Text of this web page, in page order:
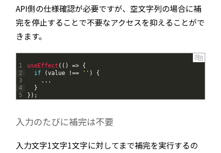
API側の仕様確認が必要ですが、空文字列の場合に補
完を停止することで不要なアクセスを抑えることがで
きます。
1
2
3
4
5
useEffect ( ( ) => {
if
(value !== '' )
{
. . .
}
} ) ;
入力のたびに補完は不要
入力文字1文字1文字に対してまで補完を実行するの